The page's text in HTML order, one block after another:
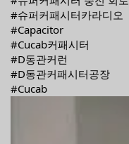
#슈퍼커패시터카라디오
#Capacitor
#Cucab커패시터
#D동관커런
#D동관커패시터공장
#Cucab